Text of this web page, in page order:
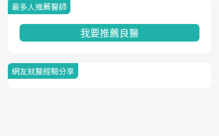
最多人推薦醫師
我要推薦良醫
網友就醫經驗分享